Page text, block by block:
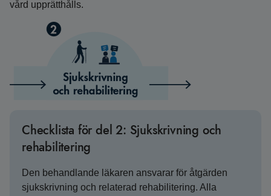
vård upprätthålls.
Checklista för del 2: Sjukskrivning och
rehabilitering
Den behandlande läkaren ansvarar för åtgärden
sjukskrivning och relaterad rehabilitering. Alla